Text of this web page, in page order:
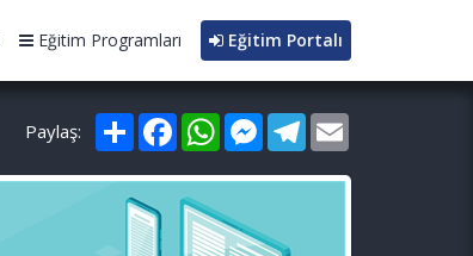
Eğitim Programları Eğitim Portalı
Paylaş: PaylaşFacebookWhatsAppMessenger
Telegram